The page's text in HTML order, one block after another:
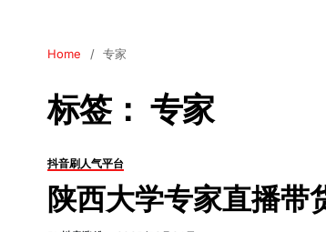
Home 专家
标签：专家
抖音刷人气平台
陕西大学专家直播带